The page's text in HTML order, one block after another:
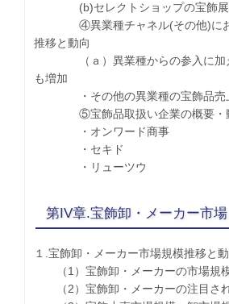
(b)セレクトショップの宝飾展
④異業種チャネル(その他)にお
推移と動向
（ａ）異業種からの参入に加え
も増加
・その他の異業種の宝飾品売
⑤宝飾品取扱い企業の概要・
・オンワード商事
・セキド
・リューツウ
第IV章.宝飾卸・メーカー市場
１.宝飾卸・メーカー市場規模推移と
（1）宝飾卸・メーカーの市場規
（2）宝飾卸・メーカーの注目さ